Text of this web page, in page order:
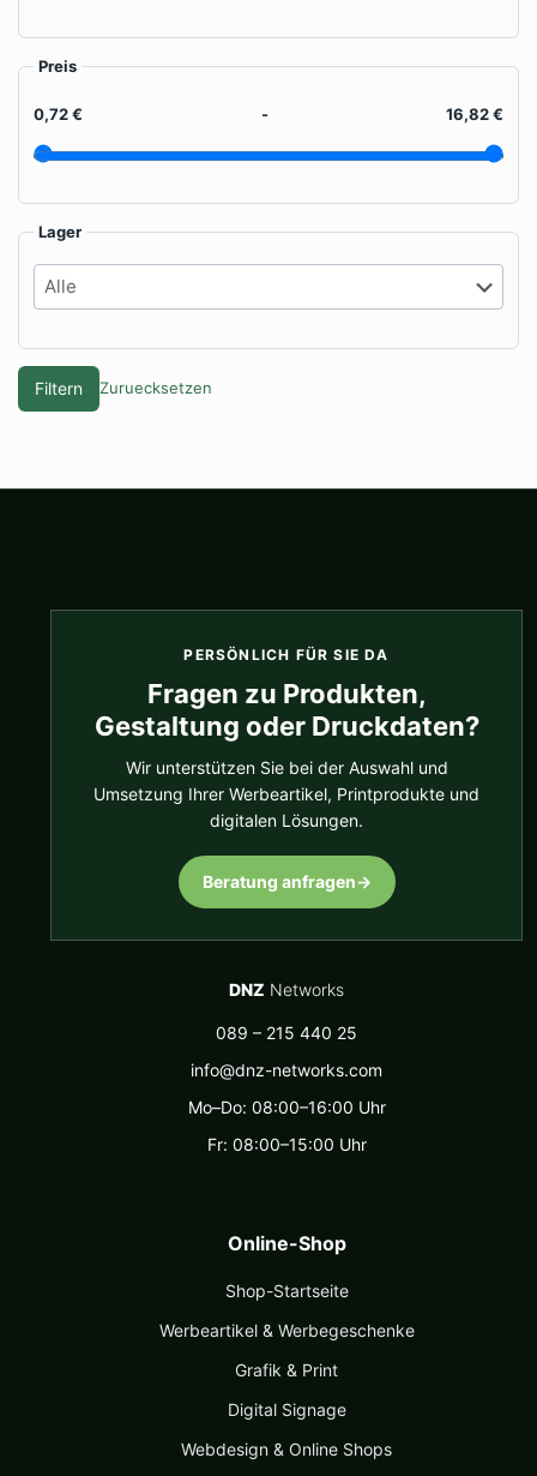
Preis
0,72 € - 16,82 €
Lager
Filtern Zuruecksetzen
PERSÖNLICH FÜR SIE DA
Fragen zu Produkten,
Gestaltung oder Druckdaten?
Wir unterstützen Sie bei der Auswahl und
Umsetzung Ihrer Werbeartikel, Printprodukte und
digitalen Lösungen.
Beratung anfragen→
DNZ Networks
089 – 215 440 25
info@dnz-networks.com
Mo–Do: 08:00–16:00 Uhr
Fr: 08:00–15:00 Uhr
Online-Shop
Shop-Startseite
Werbeartikel & Werbegeschenke
Grafik & Print
Digital Signage
Webdesign & Online Shops